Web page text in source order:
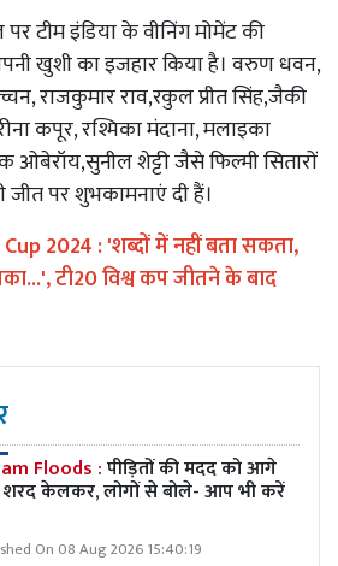
टीम इंडिया के वीनिंग मोमेंट की
खुशी का इजहार किया है। वरुण धवन,
राजकुमार राव,रकुल प्रीत सिंह,जैकी
कपूर, रश्मिका मंदाना, मलाइका
ओबेरॉय,सुनील शेट्टी जैसे फिल्मी सितारों
जीत पर शुभकामनाएं दी हैं।
2024 : 'शब्दों में नहीं बता सकता,
टी20 विश्व कप जीतने के बाद
Floods :पीड़ितों की मदद को आगे
केलकर, लोगों से बोले- आप भी करें
On 08 Aug 2026 15:40:19